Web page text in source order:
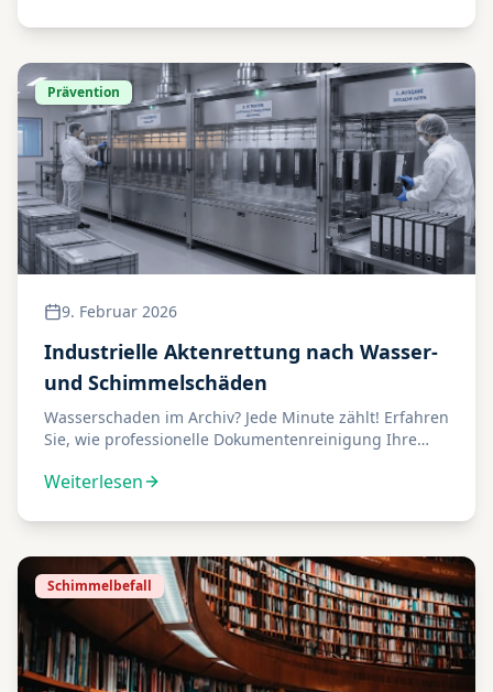
Prävention
9. Februar 2026
Industrielle Aktenrettung nach Wasser-
und Schimmelschäden
Wasserschaden im Archiv? Jede Minute zählt! Erfahren
Sie, wie professionelle Dokumentenreinigung Ihre
sind.
Weiterlesen
Schimmelbefall